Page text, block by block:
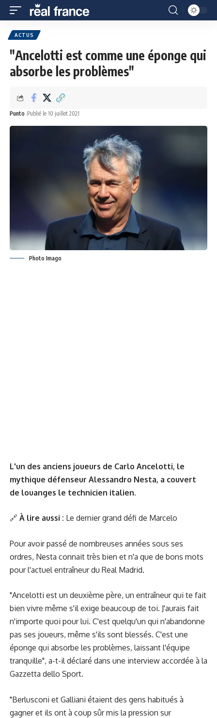
ACTUS
"Ancelotti est comme une éponge qui
absorbe les problèmes"
Punto Publié le 10 juillet 2021
Photo Imago
L'un des anciens joueurs de Carlo Ancelotti, le
mythique défenseur Alessandro Nesta, a couvert
de louanges le technicien italien.
🔗 À lire aussi : Le dernier grand défi de Marcelo
Pour avoir passé de nombreuses années sous ses
ordres, Nesta connait très bien et n'a que de bons mots
pour l'actuel entraîneur du Real Madrid.
"Ancelotti est un deuxième père, un entraîneur qui te fait
bien vivre même s'il exige beaucoup de toi. J'aurais fait
n'importe quoi pour lui. C'est quelqu'un qui n'abandonne
pas ses joueurs, même s'ils sont blessés. C'est une
éponge qui absorbe les problèmes, laissant l'équipe
tranquille", a-t-il déclaré dans une interview accordée à la
Gazzetta dello Sport.
"Berlusconi et Galliani étaient des gens habitués à
gagner et ils ont à coup sûr mis la pression sur